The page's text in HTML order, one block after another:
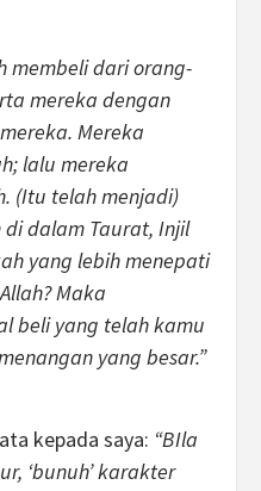
membeli dari orang-
mereka dengan
Mereka
lalu mereka
(Itu telah menjadi)
dalam Taurat, Injil
yang lebih menepati
Maka
beli yang telah kamu
yang besar.”
kepada saya: “BIla
‘bunuh’ karakter